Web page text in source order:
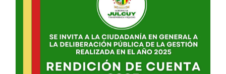
PRESUPUESTO: EJECUCIÓN Y REPORTES
Cédulas presupuestarias y balances
Procesos de contratación
Ejecución Presupuestaria